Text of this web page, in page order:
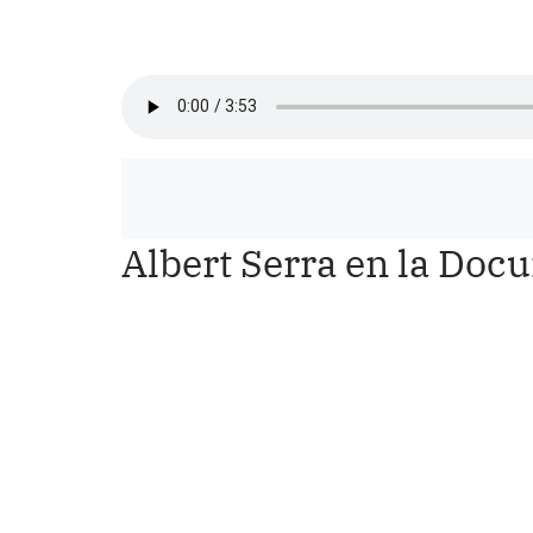
Albert Serra en la